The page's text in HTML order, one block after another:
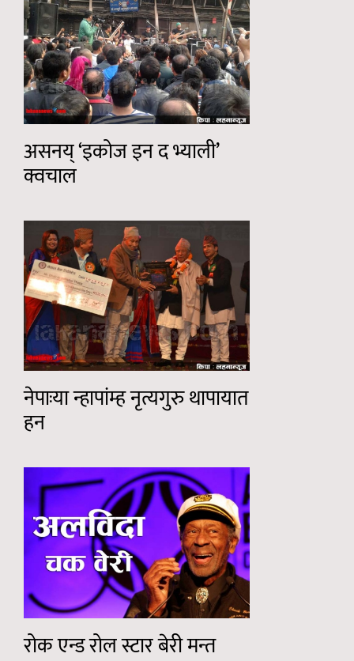
असनय् ‘इकोज इन द भ्याली’
क्वचाल
नेपाःया न्हापांम्ह नृत्यगुरु थापायात
हन
रोक एन्ड रोल स्टार बेरी मन्त